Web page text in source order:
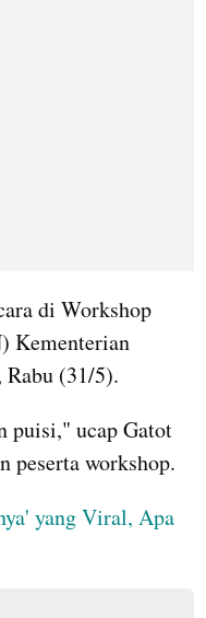
di Workshop
Kementerian
(31/5).
puisi," ucap Gatot
peserta workshop.
yang Viral, Apa